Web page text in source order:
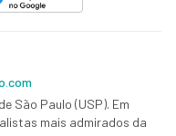
São Paulo (USP). Em
mais admirados da